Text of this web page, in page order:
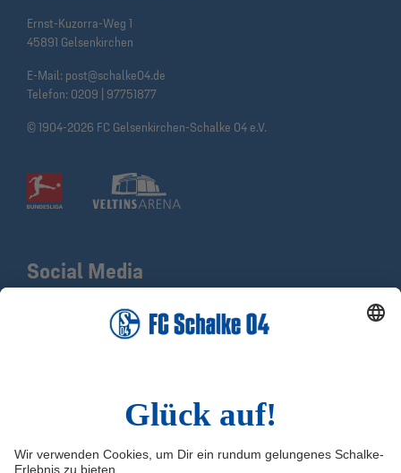
Ernst-Kuzorra-Weg 1
45891 Gelsenkirchen
E-Mail: post@schalke04.de
Telefon: 0209 | 97751877
© 1904-2026 FC Gelsenkirchen-Schalke 04 e.V.
Impressum
Quicklinks
Shop
Social Media
X